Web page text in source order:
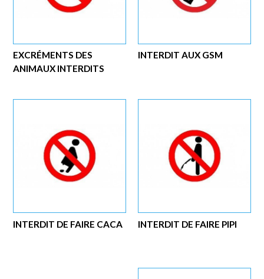
INTERDIT AUX GSM
EXCRÉMENTS DES
ANIMAUX INTERDITS
INTERDIT DE FAIRE PIPI
INTERDIT DE FAIRE CACA